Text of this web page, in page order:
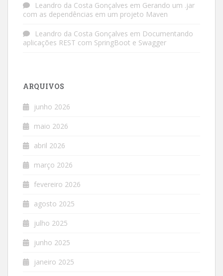
Leandro da Costa Gonçalves em Gerando um .jar
com as dependências em um projeto Maven
Leandro da Costa Gonçalves em Documentando
aplicações REST com SpringBoot e Swagger
ARQUIVOS
junho 2026
maio 2026
abril 2026
março 2026
fevereiro 2026
agosto 2025
julho 2025
junho 2025
janeiro 2025